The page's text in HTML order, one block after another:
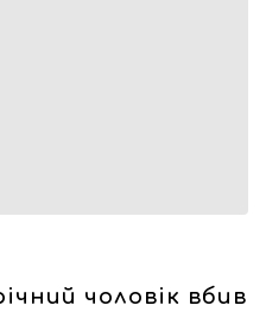
чоловік вбив